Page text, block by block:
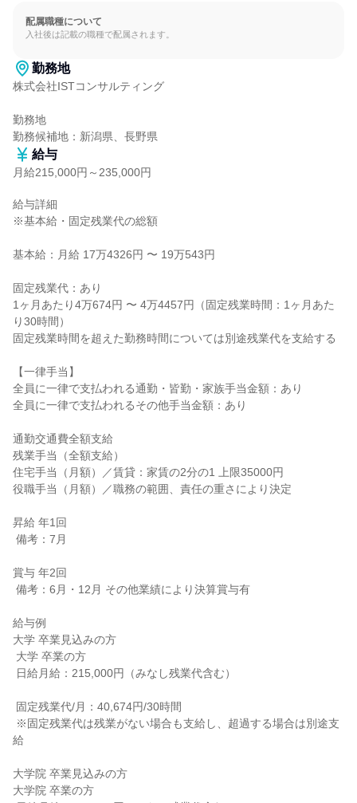
配属職種について
入社後は記載の職種で配属されます。
勤務地
株式会社ISTコンサルティング
勤務地
勤務候補地：新潟県、長野県
給与
月給215,000円～235,000円
給与詳細
※基本給・固定残業代の総額
基本給：月給 17万4326円 〜 19万543円
固定残業代：あり
1ヶ月あたり4万674円 〜 4万4457円（固定残業時間：1ヶ月あた
り30時間）
固定残業時間を超えた勤務時間については別途残業代を支給する
【一律手当】
全員に一律で支払われる通勤・皆勤・家族手当金額：あり
全員に一律で支払われるその他手当金額：あり
通勤交通費全額支給
残業手当（全額支給）
住宅手当（月額）／賃貸：家賃の2分の1 上限35000円
役職手当（月額）／職務の範囲、責任の重さにより決定
昇給 年1回
賞与 年2回
給与例
大学 卒業見込みの方
給
大学院 卒業見込みの方
大学院 卒業の方